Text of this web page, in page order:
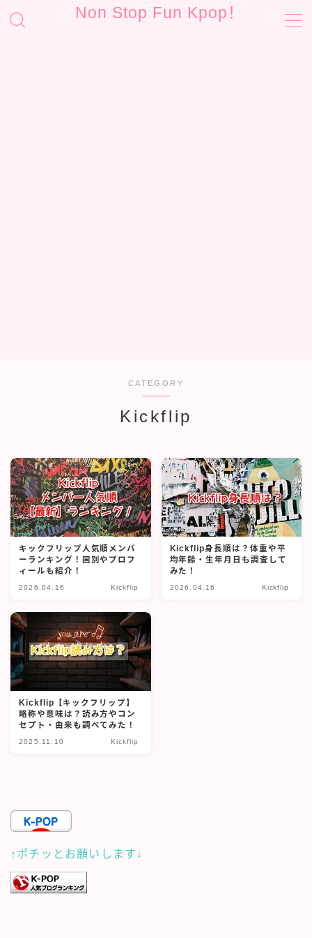
Non Stop Fun Kpop！
CATEGORY
Kickflip
キックフリップ人気順メンバ
ーランキング！国別やプロフ
ィールも紹介！
2026.04.16 Kickflip
Kickflip身長順は？体重や平
均年齢・生年月日も調査して
みた！
2026.04.16 Kickflip
Kickflip【キックフリップ】
略称や意味は？読み方やコン
セプト・由来も調べてみた！
2025.11.10 Kickflip
↑ポチッとお願いします↓